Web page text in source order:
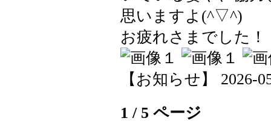
思いますよ(^▽^)
お疲れさまでした！
【お知らせ】 2026-
1 / 5 ページ